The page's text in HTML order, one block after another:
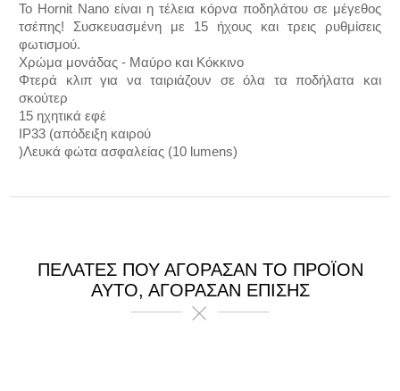
Το Hornit Nano είναι η τέλεια κόρνα ποδηλάτου σε μέγεθος
τσέπης!
Συσκευασμένη με 15 ήχους και τρεις ρυθμίσεις
φωτισμού.
Χρώμα μονάδας - Μαύρο και Κόκκινο
Φτερά κλιπ για να ταιριάζουν σε όλα τα ποδήλατα και
σκούτερ
15 ηχητικά εφέ
IP33 (απόδειξη καιρού
)Λευκά φώτα ασφαλείας (10 lumens)
ΠΕΛΆΤΕΣ ΠΟΥ ΑΓΌΡΑΣΑΝ ΤΟ ΠΡΟΪΌΝ
ΑΥΤΌ, ΑΓΌΡΑΣΑΝ ΕΠΊΣΗΣ